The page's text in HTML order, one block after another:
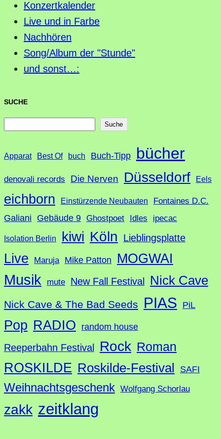
Konzertkalender
Live und in Farbe
Nachhören
Song/Album der "Stunde"
und sonst…:
SUCHE
c
Suche
Apparat Best Of buch Buch-Tipp bücher
denovali records Die Nerven Düsseldorf Eels
eichborn Einstürzende Neubauten Fontaines D.C.
Galiani Gebäude 9 Ghostpoet Idles ipecac
Isolation Berlin kiwi Köln Lieblingsplatte
Live Maruja Mike Patton MOGWAI
Musik mute New Fall Festival Nick Cave
Nick Cave & The Bad Seeds PIAS PiL
Pop RADIO random house
Reeperbahn Festival Rock Roman
ROSKILDE Roskilde-Festival SAFI
Weihnachtsgeschenk Wolfgang Schorlau
zakk zeitklang